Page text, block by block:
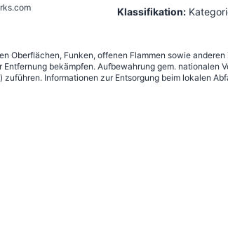
Klassifikation:
Oberflächen, Funken, offenen Flammen sowie
bekämpfen. Aufbewahrung gem.
Informationen zur Entsorgung beim lokalen